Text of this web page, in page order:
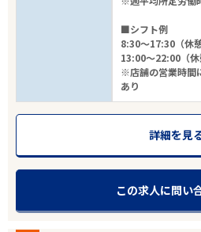
■シフト例
8:30～17:30（休
13:00～22:00（休
※店舗の営業時間
あり
詳細を見
この求人に問い